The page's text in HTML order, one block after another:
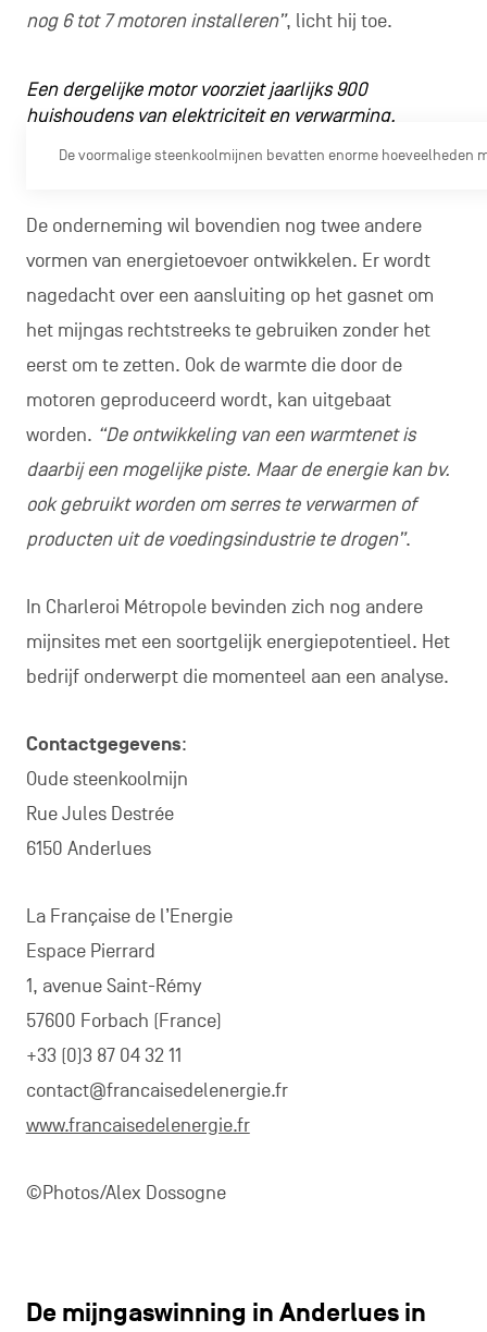
nog 6 tot 7 motoren installeren”, licht hij toe.
Een dergelijke motor voorziet jaarlijks 900
huishoudens van elektriciteit en verwarming.
De voormalige steenkoolmijnen bevatten enorme
De onderneming wil bovendien nog twee andere
vormen van energietoevoer ontwikkelen. Er wordt
nagedacht over een aansluiting op het gasnet om
het mijngas rechtstreeks te gebruiken zonder het
eerst om te zetten. Ook de warmte die door de
motoren geproduceerd wordt, kan uitgebaat
worden. “De ontwikkeling van een warmtenet is
daarbij een mogelijke piste. Maar de energie kan bv.
ook gebruikt worden om serres te verwarmen of
producten uit de voedingsindustrie te drogen”.
In Charleroi Métropole bevinden zich nog andere
mijnsites met een soortgelijk energiepotentieel. Het
bedrijf onderwerpt die momenteel aan een analyse.
Contactgegevens:
Oude steenkoolmijn
Rue Jules Destrée
6150 Anderlues
La Française de l’Energie
Espace Pierrard
1, avenue Saint-Rémy
57600 Forbach (France)
+33 (0)3 87 04 32 11
contact@francaisedelenergie.fr
www.francaisedelenergie.fr
©Photos/Alex Dossogne
De mijngaswinning in Anderlues in